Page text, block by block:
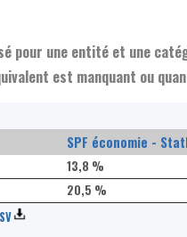
pour une entité et une
est manquant ou
SPF économie -
13,8 %
20,5 %